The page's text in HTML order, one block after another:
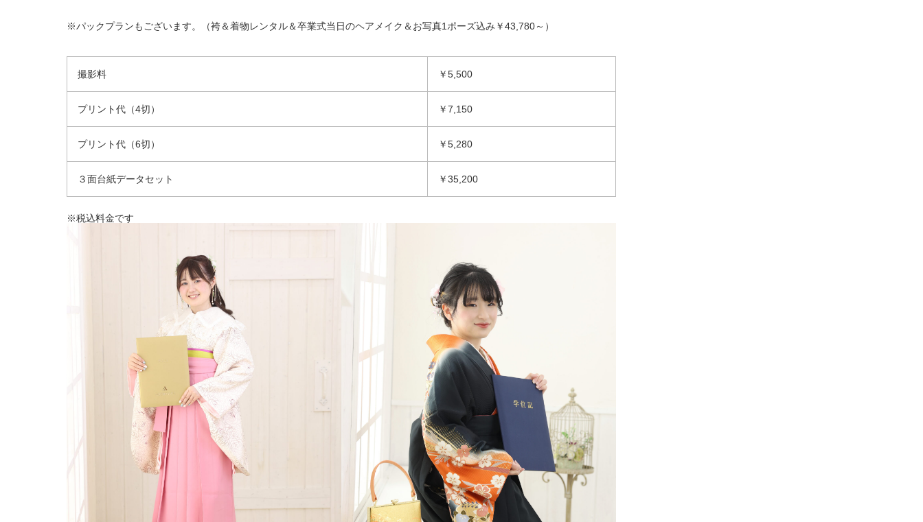
※パックプランもございます。（袴＆着物レンタル＆卒業式当日のヘアメイク＆お写真1ポーズ込み￥43,780～）
撮影料 ￥5,500
プリント代（4切） ￥7,150
プリント代（6切） ￥5,280
３面台紙データセット ￥35,200
※税込料金です